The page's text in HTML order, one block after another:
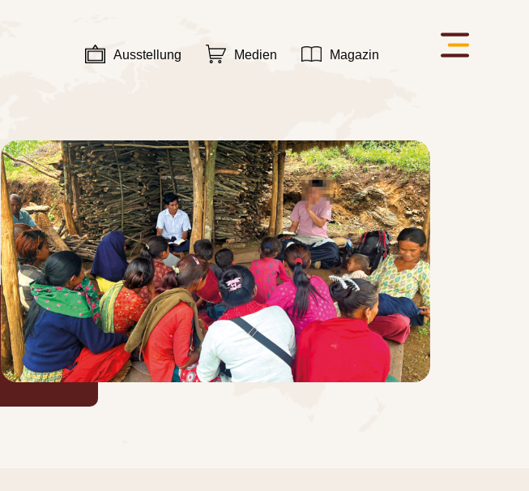
Ausstellung Medien Magazin